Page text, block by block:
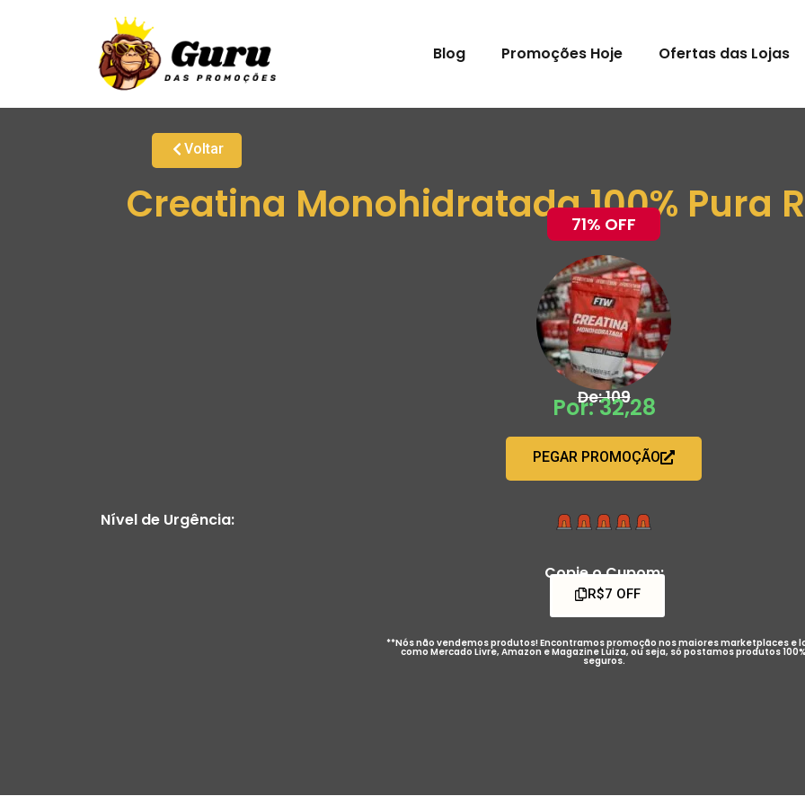
Blog Promoções Hoje Ofertas das Lojas
Voltar
Creatina Monohidratada 100% Pura
71% OFF
De: 109
Por: 32,28
PEGAR PROMOÇÃO
Nível de Urgência:
Copie o Cupom:
R$7 OFF
**Nós não vendemos produtos! Encontramos promoção nos maiores marketplaces e
como Mercado Livre, Amazon e Magazine Luiza, ou seja, só postamos produtos 100%
seguros.